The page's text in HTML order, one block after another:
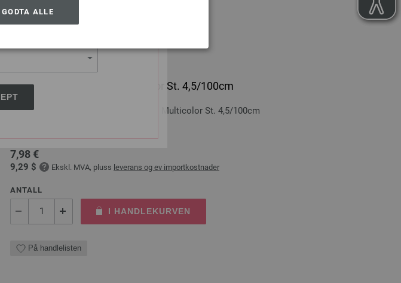
of America
GODTA ALLE
På handlelisten
Rundpinne Design-tre: Multicolor St. 4,5/100cm
LANA GROSSA Rundpinne Design-tre: Multicolor St. 4,5/100cm
7,98 €
9,29 $ Ekskl. MVA, pluss leverans og ev importkostnader
ANTALL
I HANDLEKURVEN
På handlelisten